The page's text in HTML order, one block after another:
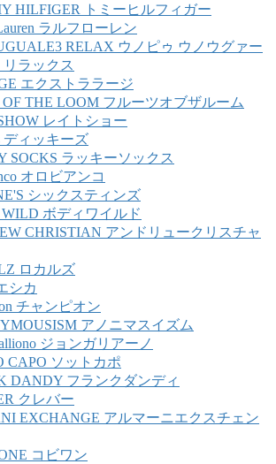
HILFIGER トミーヒルフィガー
ラルフローレン
RELAX ウノピゥ ウノウグァー
リラックス
エクストララージ
THE LOOM フルーツオブザルーム
レイトショー
ディッキーズ
SOCKS ラッキーソックス
オロビアンコ
シックスティンズ
ボディワイルド
CHRISTIAN アンドリュークリスチャ
ロカルズ
シカ
チャンピオン
アノニマスイズム
ジョンガリアーノ
CAPO ソットカポ
DANDY フランクダンディ
クレバー
EXCHANGE アルマーニエクスチェン
コビワン